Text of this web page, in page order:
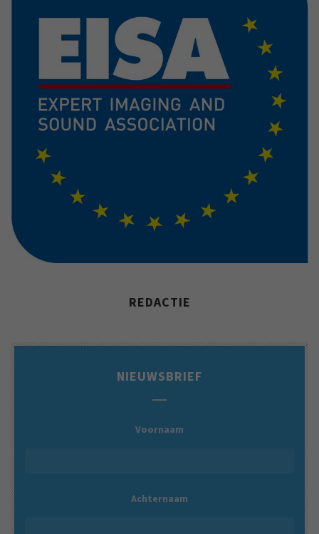
REDACTIE
NIEUWSBRIEF
Voornaam
Achternaam